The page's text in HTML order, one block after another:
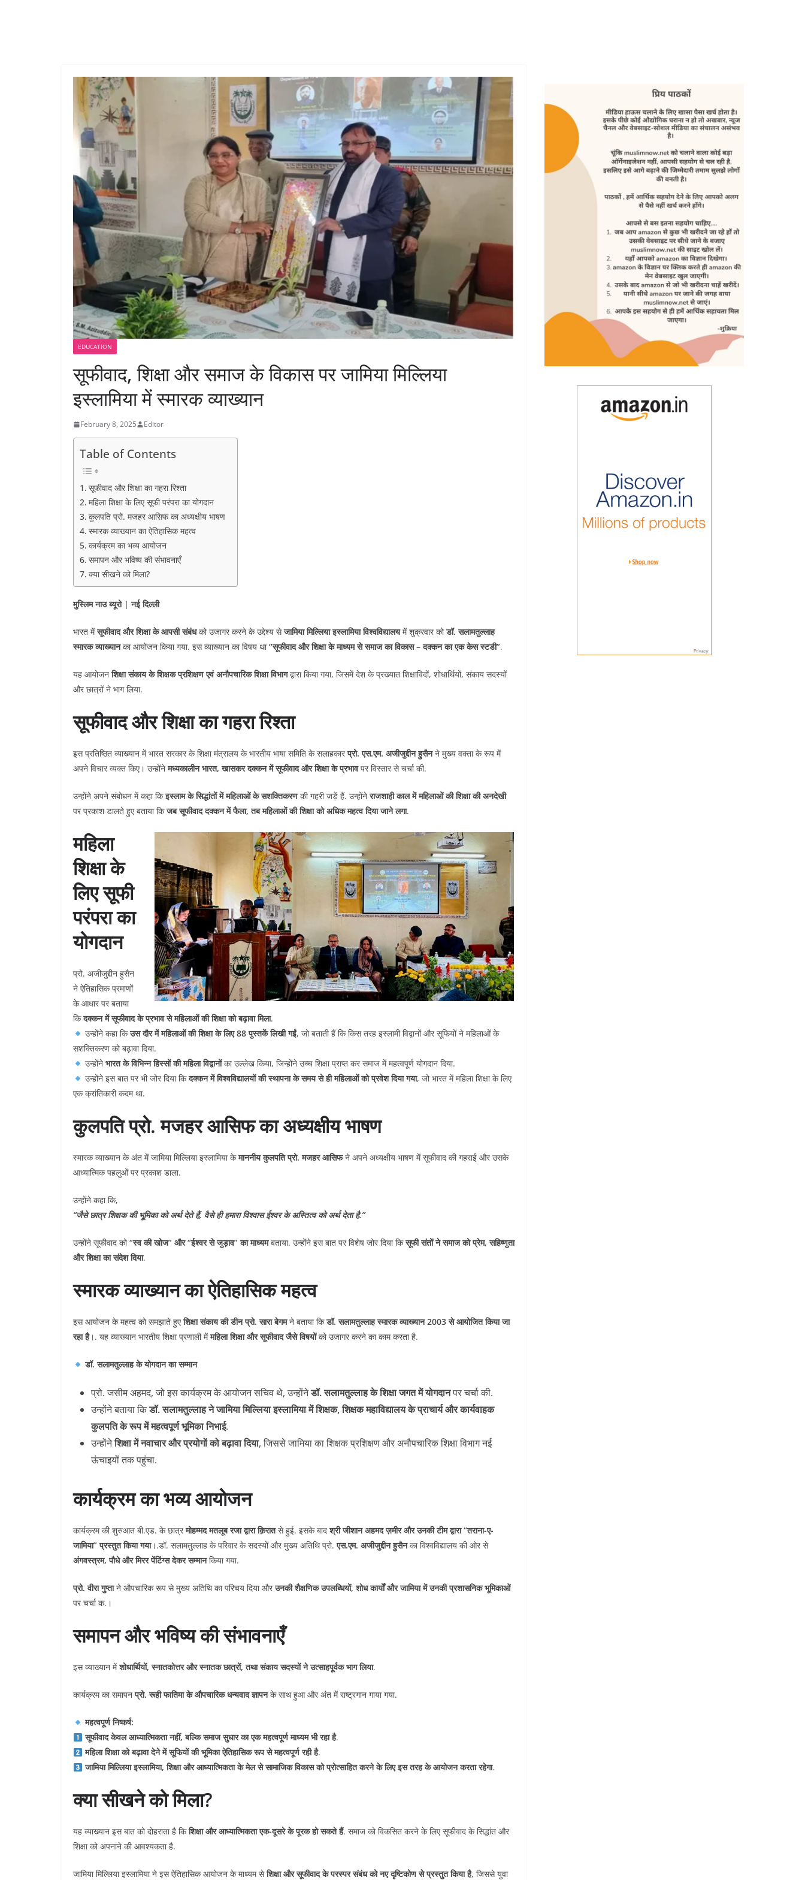
EDUCATION
सूफीवाद, शिक्षा और समाज के विकास पर जामिया मिल्लिया
इस्लामिया में स्मारक व्याख्यान
February 8, 2025 Editor
Table of Contents
सूफीवाद और शिक्षा का गहरा रिश्ता
महिला शिक्षा के लिए सूफी परंपरा का योगदान
कुलपति प्रो. मजहर आसिफ का अध्यक्षीय भाषण
स्मारक व्याख्यान का ऐतिहासिक महत्व
कार्यक्रम का भव्य आयोजन
समापन और भविष्य की संभावनाएँ
क्या सीखने को मिला?
मुस्लिम नाउ ब्यूरो | नई दिल्ली
भारत मेंसूफीवाद और शिक्षा के आपसी संबंधको उजागर करने के उद्देश्य सेजामिया मिल्लिया इस्लामिया विश्वविद्यालयमें शुक्रवार कोडॉ. सलामतुल्लाह
स्मारक व्याख्यानका आयोजन किया गया. इस व्याख्यान का विषय था“सूफीवाद और शिक्षा के माध्यम से समाज का विकास – दक्कन का एक केस स्टडी”.
यह आयोजनशिक्षा संकाय के शिक्षक प्रशिक्षण एवं अनौपचारिक शिक्षा विभागद्वारा किया गया, जिसमें देश के प्रख्यात शिक्षाविदों, शोधार्थियों, संकाय सदस्यों
और छात्रों ने भाग लिया.
सूफीवाद और शिक्षा का गहरा रिश्ता
इस प्रतिष्ठित व्याख्यान में भारत सरकार के शिक्षा मंत्रालय के भारतीय भाषा समिति के सलाहकारप्रो. एस.एम. अजीजुद्दीन हुसैनने मुख्य वक्ता के रूप में
अपने विचार व्यक्त किए। उन्होंनेमध्यकालीन भारत, खासकर दक्कन में सूफीवाद और शिक्षा के प्रभावपर विस्तार से चर्चा की.
उन्होंने अपने संबोधन में कहा किइस्लाम के सिद्धांतों में महिलाओं के सशक्तिकरणकी गहरी जड़ें हैं. उन्होंनेराजशाही काल में महिलाओं की शिक्षा की अनदेखी
पर प्रकाश डालते हुए बताया किजब सूफीवाद दक्कन में फैला, तब महिलाओं की शिक्षा को अधिक महत्व दिया जाने लगा.
महिला
शिक्षा के
लिए सूफी
परंपरा का
योगदान
प्रो. अजीजुद्दीन हुसैन
ने ऐतिहासिक प्रमाणों
के आधार पर बताया
किदक्कन में सूफीवाद के प्रभाव से महिलाओं की शिक्षा को बढ़ावा मिला.
उन्होंने कहा किउस दौर में महिलाओं की शिक्षा के लिए 88 पुस्तकें लिखी गईं, जो बताती हैं कि किस तरह इस्लामी विद्वानों और सूफियों ने महिलाओं के
सशक्तिकरण को बढ़ावा दिया.
उन्होंने भारत के विभिन्न हिस्सों की महिला विद्वानोंका उल्लेख किया, जिन्होंने उच्च शिक्षा प्राप्त कर समाज में महत्वपूर्ण योगदान दिया.
उन्होंने इस बात पर भी जोर दिया किदक्कन में विश्वविद्यालयों की स्थापना के समय से ही महिलाओं को प्रवेश दिया गया, जो भारत में महिला शिक्षा के लिए
एक क्रांतिकारी कदम था.
कुलपति प्रो. मजहर आसिफ का अध्यक्षीय भाषण
स्मारक व्याख्यान के अंत में जामिया मिल्लिया इस्लामिया केमाननीय कुलपति प्रो. मजहर आसिफने अपने अध्यक्षीय भाषण में सूफीवाद की गहराई और उसके
आध्यात्मिक पहलुओं पर प्रकाश डाला.
उन्होंने कहा कि,
“जैसे छात्र शिक्षक की भूमिका को अर्थ देते हैं, वैसे ही हमारा विश्वास ईश्वर के अस्तित्व को अर्थ देता है.”
उन्होंने सूफीवाद को“स्व की खोज” और “ईश्वर से जुड़ाव” का माध्यमबताया. उन्होंने इस बात पर विशेष जोर दिया किसूफी संतों ने समाज को प्रेम, सहिष्णुता
और शिक्षा का संदेश दिया.
स्मारक व्याख्यान का ऐतिहासिक महत्व
इस आयोजन के महत्व को समझाते हुएशिक्षा संकाय की डीन प्रो. सारा बेगमने बताया किडॉ. सलामतुल्लाह स्मारक व्याख्यान 2003 से आयोजित किया जा
रहा है।. यह व्याख्यान भारतीय शिक्षा प्रणाली मेंमहिला शिक्षा और सूफीवाद जैसे विषयोंको उजागर करने का काम करता है.
डॉ. सलामतुल्लाह के योगदान का सम्मान
प्रो. जसीम अहमद, जो इस कार्यक्रम के आयोजन सचिव थे, उन्होंनेडॉ. सलामतुल्लाह के शिक्षा जगत में योगदानपर चर्चा की.
उन्होंने बताया किडॉ. सलामतुल्लाह ने जामिया मिल्लिया इस्लामिया में शिक्षक, शिक्षक महाविद्यालय के प्राचार्य और कार्यवाहक
कुलपति के रूप में महत्वपूर्ण भूमिका निभाई.
उन्होंनेशिक्षा में नवाचार और प्रयोगों को बढ़ावा दिया, जिससे जामिया का शिक्षक प्रशिक्षण और अनौपचारिक शिक्षा विभाग नई
ऊंचाइयों तक पहुंचा.
कार्यक्रम का भव्य आयोजन
कार्यक्रम की शुरुआत बी.एड. के छात्रमोहम्मद मतलूब रजा द्वारा क़िरातसे हुई. इसके बादश्री जीशान अहमद ज़मीर और उनकी टीम द्वारा “तराना-ए-
जामिया” प्रस्तुत किया गया।.डॉ. सलामतुल्लाह के परिवार के सदस्यों और मुख्य अतिथि प्रो.एस.एम. अजीजुद्दीन हुसैनका विश्वविद्यालय की ओर से
अंगवस्त्रम, पौधे और मिरर पेंटिंग्स देकर सम्मानकिया गया.
प्रो. वीरा गुप्ताने औपचारिक रूप से मुख्य अतिथि का परिचय दिया औरउनकी शैक्षणिक उपलब्धियों, शोध कार्यों और जामिया में उनकी प्रशासनिक भूमिकाओं
पर चर्चा क.।
समापन और भविष्य की संभावनाएँ
इस व्याख्यान मेंशोधार्थियों, स्नातकोत्तर और स्नातक छात्रों, तथा संकाय सदस्यों ने उत्साहपूर्वक भाग लिया.
कार्यक्रम का समापनप्रो. रूही फातिमा के औपचारिक धन्यवाद ज्ञापनके साथ हुआ और अंत में राष्ट्रगान गाया गया.
महत्वपूर्ण निष्कर्ष:
सूफीवाद केवल आध्यात्मिकता नहीं, बल्कि समाज सुधार का एक महत्वपूर्ण माध्यम भी रहा है.
महिला शिक्षा को बढ़ावा देने में सूफियों की भूमिका ऐतिहासिक रूप से महत्वपूर्ण रही है.
जामिया मिल्लिया इस्लामिया, शिक्षा और आध्यात्मिकता के मेल से सामाजिक विकास को प्रोत्साहित करने के लिए इस तरह के आयोजन करता रहेगा.
क्या सीखने को मिला?
यह व्याख्यान इस बात को दोहराता है किशिक्षा और आध्यात्मिकता एक-दूसरे के पूरक हो सकते हैं. समाज को विकसित करने के लिए सूफीवाद के सिद्धांत और
शिक्षा को अपनाने की आवश्यकता है.
जामिया मिल्लिया इस्लामिया ने इस ऐतिहासिक आयोजन के माध्यम सेशिक्षा और सूफीवाद के परस्पर संबंध को नए दृष्टिकोण से प्रस्तुत किया है, जिससे युवा